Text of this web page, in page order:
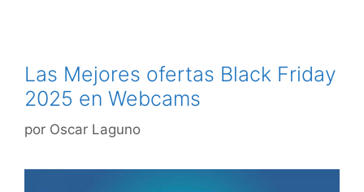
Las Mejores ofertas Black Friday
2025 en Webcams
por Oscar Laguno